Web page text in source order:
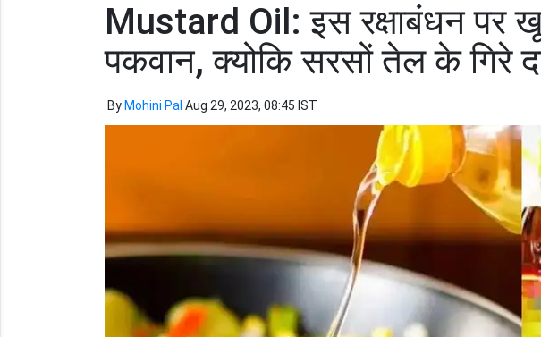
Mustard Oil: इस रक्षाबंधन पर
पकवान, क्योकि सरसों तेल के गिरे
By Mohini Pal Aug 29, 2023, 08:45 IST